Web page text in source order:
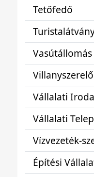
Tetőfedő
Vasútállomás
Villanyszerelő
Vállalati Iroda
Vállalati
Vízvezeték-
Építési